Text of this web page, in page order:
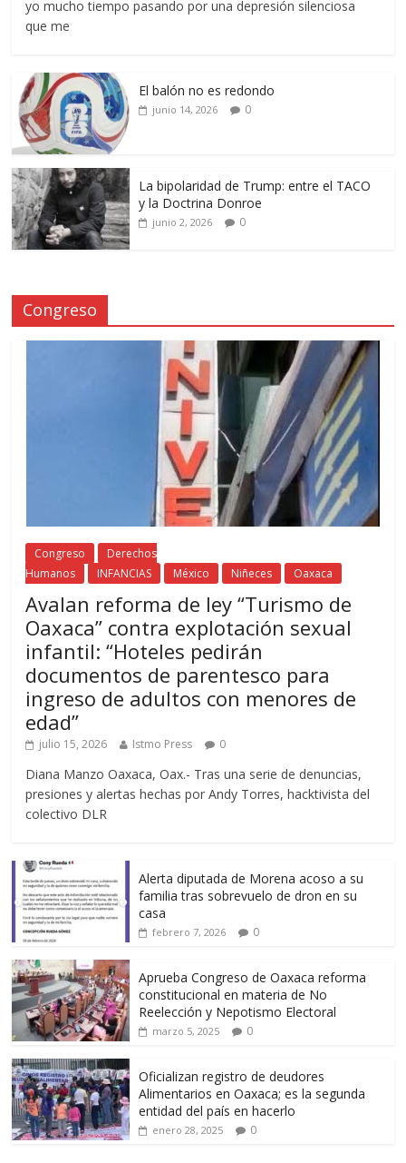
yo mucho tiempo pasando por una depresión silenciosa
que me
El balón no es redondo
junio 14, 2026 0
La bipolaridad de Trump: entre el TACO
y la Doctrina Donroe
junio 2, 2026 0
Congreso
Congreso
Derechos
Humanos
INFANCIAS México Niñeces Oaxaca
Avalan reforma de ley “Turismo de
Oaxaca” contra explotación sexual
infantil: “Hoteles pedirán
documentos de parentesco para
ingreso de adultos con menores de
edad”
julio 15, 2026 Istmo Press 0
Diana Manzo Oaxaca, Oax.- Tras una serie de denuncias,
presiones y alertas hechas por Andy Torres, hacktivista del
colectivo DLR
Alerta diputada de Morena acoso a su
familia tras sobrevuelo de dron en su
casa
febrero 7, 2026 0
Aprueba Congreso de Oaxaca reforma
constitucional en materia de No
Reelección y Nepotismo Electoral
marzo 5, 2025 0
Oficializan registro de deudores
Alimentarios en Oaxaca; es la segunda
entidad del país en hacerlo
enero 28, 2025 0